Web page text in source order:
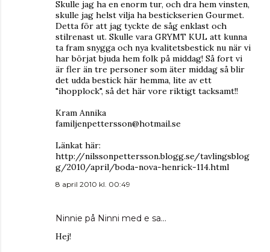
Skulle jag ha en enorm tur, och dra hem vinsten,
skulle jag helst vilja ha bestickserien Gourmet.
Detta för att jag tyckte de såg enklast och
stilrenast ut. Skulle vara GRYMT KUL att kunna
ta fram snygga och nya kvalitetsbestick nu när vi
har börjat bjuda hem folk på middag! Så fort vi
är fler än tre personer som äter middag så blir
det udda bestick här hemma, lite av ett
"ihopplock", så det här vore riktigt tacksamt!!
Kram Annika
familjenpettersson@hotmail.se
Länkat här:
http://nilssonpettersson.blogg.se/tavlingsblog
g/2010/april/boda-nova-henrick-114.html
8 april 2010 kl. 00:49
Ninnie på Ninni med e sa…
Hej!